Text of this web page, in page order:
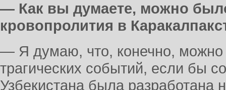
— Как вы думаете, можно
кровопролития в
— Я думаю, что, конечно, можно
трагических событий, если бы
Узбекистана была разработана